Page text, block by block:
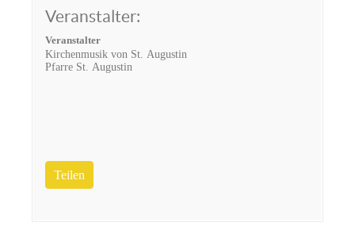
Veranstalter:
Veranstalter
Kirchenmusik von St. Augustin
Pfarre St. Augustin
Teilen